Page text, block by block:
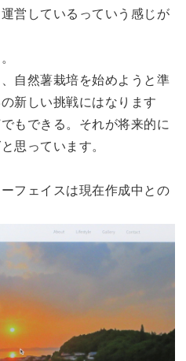
営しているっていう感じが
自然薯栽培を始めようと準
新しい挑戦にはなります
もできる。それが将来的に
思っています。
フェイスは現在作成中との